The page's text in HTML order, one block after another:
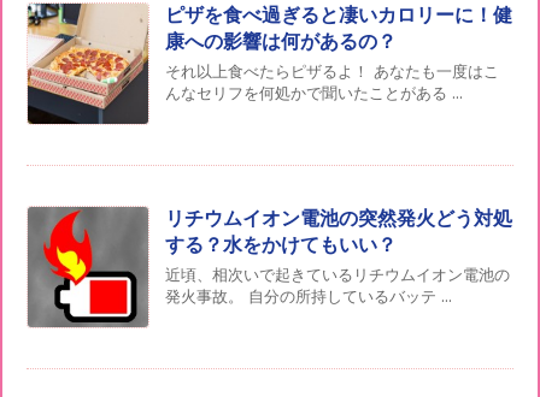
ピザを食べ過ぎると凄いカロリーに！健
康への影響は何があるの？
それ以上食べたらピザるよ！ あなたも一度はこ
んなセリフを何処かで聞いたことがある ...
リチウムイオン電池の突然発火どう対処
する？水をかけてもいい？
近頃、相次いで起きているリチウムイオン電池の
発火事故。 自分の所持しているバッテ ...